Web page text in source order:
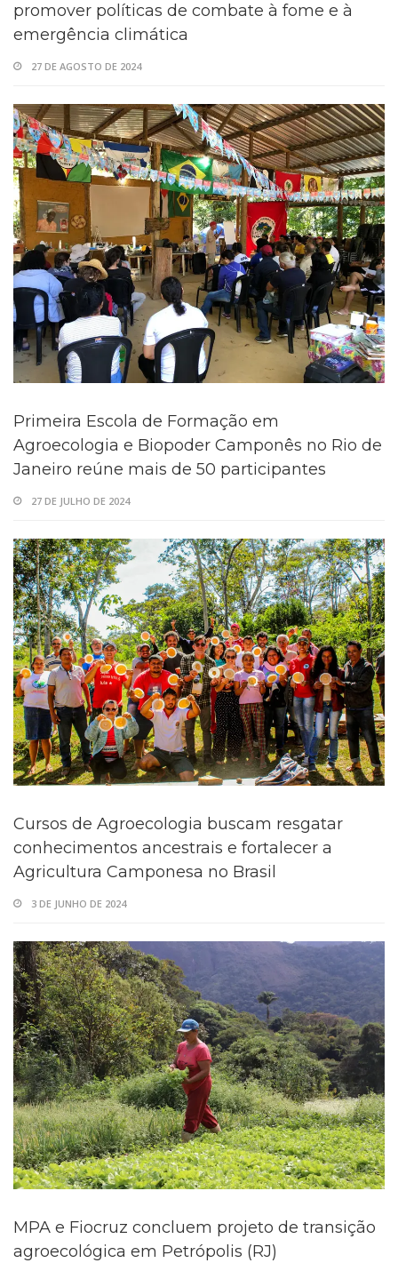
promover políticas de combate à fome e à
emergência climática
27 DE AGOSTO DE 2024
Primeira Escola de Formação em
Agroecologia e Biopoder Camponês no Rio de
Janeiro reúne mais de 50 participantes
27 DE JULHO DE 2024
Cursos de Agroecologia buscam resgatar
conhecimentos ancestrais e fortalecer a
Agricultura Camponesa no Brasil
3 DE JUNHO DE 2024
MPA e Fiocruz concluem projeto de transição
agroecológica em Petrópolis (RJ)